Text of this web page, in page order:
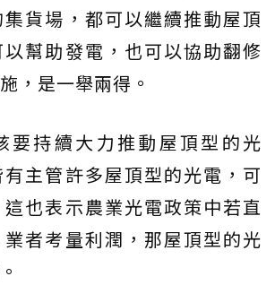
貨場，都可以繼續推動屋頂
幫助發電，也可以協助翻修
，是一舉兩得。
要持續大力推動屋頂型的光
主管許多屋頂型的光電，可
也表示農業光電政策中若直
者考量利潤，那屋頂型的光